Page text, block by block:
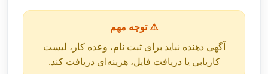
⚠️ توجه مهم
آگهی دهنده نباید برای ثبت نام، وعده کار، لیست
کاریابی یا دریافت فایل، هزینه‌ای دریافت کند.